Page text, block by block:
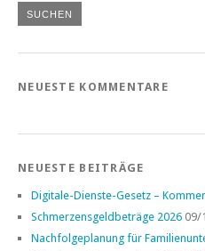
NEUESTE KOMMENTARE
NEUESTE BEITRÄGE
Digitale-Dienste-Gesetz –
Schmerzensgeldbeträge 2026 09/
Nachfolgeplanung für